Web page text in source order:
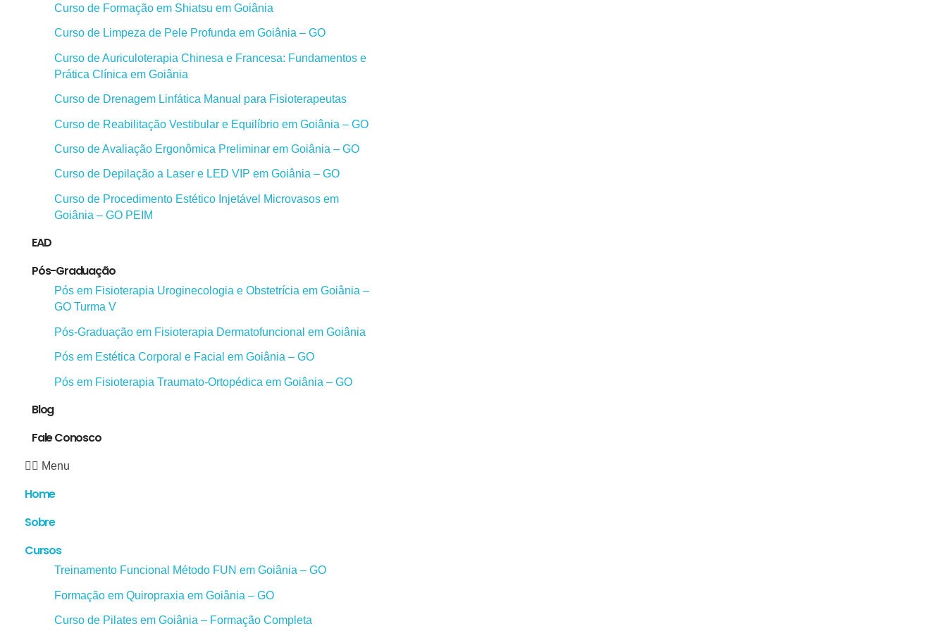
Curso de Formação em Shiatsu em Goiânia
Curso de Limpeza de Pele Profunda em Goiânia – GO
Curso de Auriculoterapia Chinesa e Francesa: Fundamentos e
Prática Clínica em Goiânia
Curso de Drenagem Linfática Manual para Fisioterapeutas
Curso de Reabilitação Vestibular e Equilíbrio em Goiânia – GO
Curso de Avaliação Ergonômica Preliminar em Goiânia – GO
Curso de Depilação a Laser e LED VIP em Goiânia – GO
Curso de Procedimento Estético Injetável Microvasos em
Goiânia – GO PEIM
EAD
Pós-Graduação
Pós em Fisioterapia Uroginecologia e Obstetrícia em Goiânia –
GO Turma V
Pós-Graduação em Fisioterapia Dermatofuncional em Goiânia
Pós em Estética Corporal e Facial em Goiânia – GO
Pós em Fisioterapia Traumato-Ortopédica em Goiânia – GO
Blog
Fale Conosco
Menu
Home
Sobre
Cursos
Treinamento Funcional Método FUN em Goiânia – GO
Formação em Quiropraxia em Goiânia – GO
Curso de Pilates em Goiânia – Formação Completa